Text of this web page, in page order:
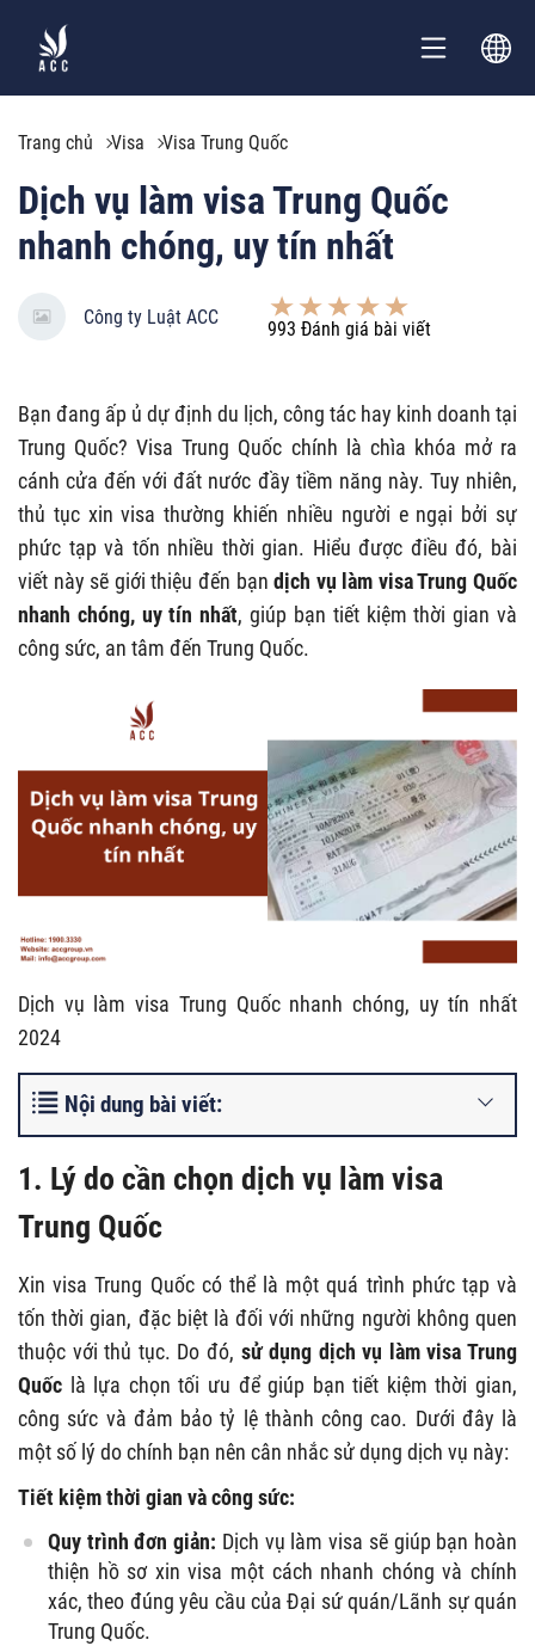
Trang chủ Visa Visa Trung Quốc
Dịch vụ làm visa Trung Quốc
nhanh chóng, uy tín nhất
Công ty Luật ACC
993 Đánh giá bài viết
Bạn đang ấp ủ dự định du lịch, công tác hay kinh doanh tại
Trung Quốc? Visa Trung Quốc chính là chìa khóa mở ra
cánh cửa đến với đất nước đầy tiềm năng này. Tuy nhiên,
thủ tục xin visa thường khiến nhiều người e ngại bởi sự
phức tạp và tốn nhiều thời gian. Hiểu được điều đó, bài
viết này sẽ giới thiệu đến bạn dịch vụ làm visa Trung Quốc
nhanh chóng, uy tín nhất, giúp bạn tiết kiệm thời gian và
công sức, an tâm đến Trung Quốc.
Dịch vụ làm visa Trung Quốc nhanh chóng, uy tín nhất
2024
Nội dung bài viết:
1. Lý do cần chọn dịch vụ làm visa
Trung Quốc
Xin visa Trung Quốc có thể là một quá trình phức tạp và
tốn thời gian, đặc biệt là đối với những người không quen
thuộc với thủ tục. Do đó, sử dụng dịch vụ làm visa Trung
Quốc là lựa chọn tối ưu để giúp bạn tiết kiệm thời gian,
công sức và đảm bảo tỷ lệ thành công cao. Dưới đây là
một số lý do chính bạn nên cân nhắc sử dụng dịch vụ này:
Tiết kiệm thời gian và công sức:
Quy trình đơn giản: Dịch vụ làm visa sẽ giúp bạn hoàn
thiện hồ sơ xin visa một cách nhanh chóng và chính
xác, theo đúng yêu cầu của Đại sứ quán/Lãnh sự quán
Trung Quốc.